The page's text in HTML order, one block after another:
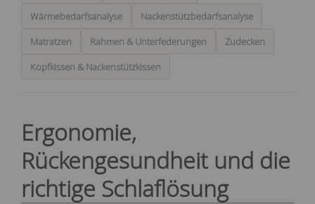
Wärmebedarfsanalyse
Nackenstützbedarfsanalyse
Matratzen
Rahmen & Unterfederungen
Zudecken
Kopfkissen & Nackenstützkissen
Ergonomie,
Rückengesundheit und die
richtige Schlaflösung